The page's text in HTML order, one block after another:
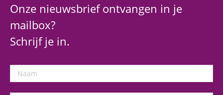
Onze nieuwsbrief ontvangen in je
mailbox?
Schrijf je in.
Naam